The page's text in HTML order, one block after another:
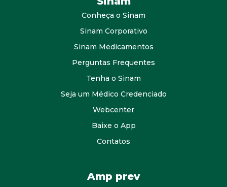
Conheça o Sinam
Sinam Corporativo
Sinam Medicamentos
Perguntas Frequentes
Tenha o Sinam
Seja um Médico Credenciado
Webcenter
Baixe o App
Contatos
Amp prev